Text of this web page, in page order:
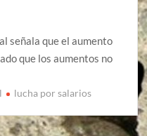
señala que el aumento
que los aumentos no
lucha por salarios